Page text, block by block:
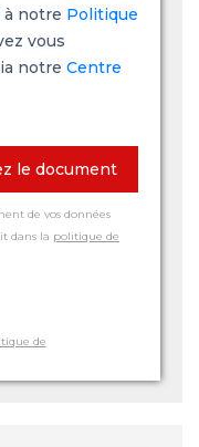
notre Politique
vous
notre Centre
le document
de vos données
dans la politique de
de